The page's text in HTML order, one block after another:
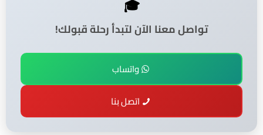
🎓
تواصل معنا الآن لتبدأ رحلة قبولك!
واتساب
اتصل بنا